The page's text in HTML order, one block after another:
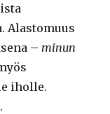
Alastomuus
– minun
iholle.